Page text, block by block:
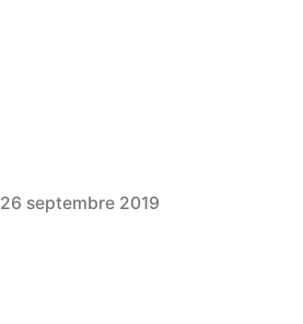
26 septembre 2019